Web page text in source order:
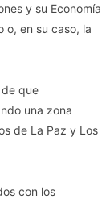
y su Economía
o, en su caso, la
que
una zona
de La Paz y Los
con los